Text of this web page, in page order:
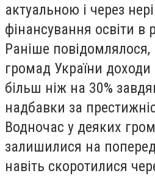
актуальною і через
фінансування освіти в
Раніше повідомлялося,
громад України доходи
більш ніж на 30%
надбавки за
Водночас у деяких
залишилися на
навіть скоротилися